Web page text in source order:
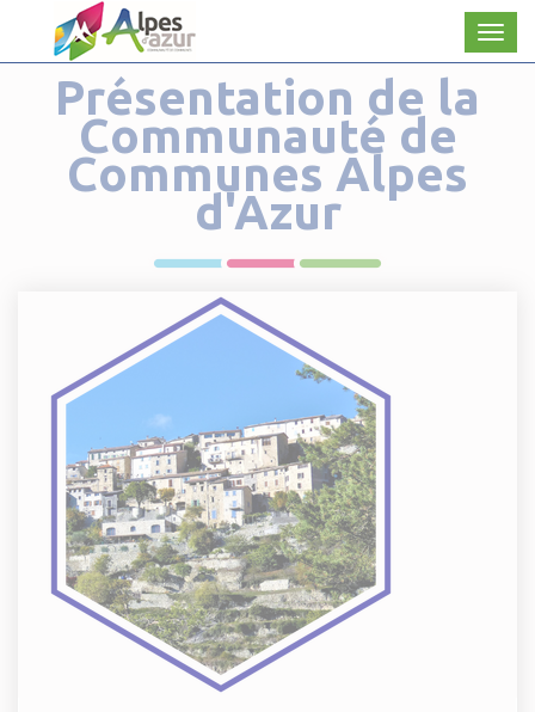
Présentation de la
Communauté de
Communes Alpes
d'Azur
Panneau de gestion des cookies